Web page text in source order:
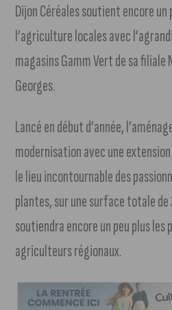
Dijon Céréales soutient encore
l’agriculture locales avec
magasins Gamm Vert de sa
Georges.
Lancé en début d’année,
modernisation avec une
le lieu incontournable des
plantes, sur une surface totale de
soutiendra encore un peu plus
agriculteurs régionaux.